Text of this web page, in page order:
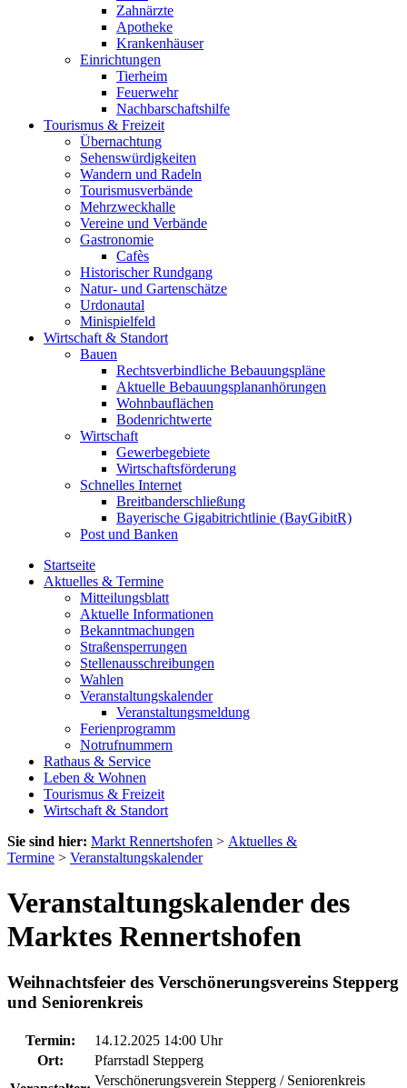
Zahnärzte
Apotheke
Krankenhäuser
Einrichtungen
Tierheim
Feuerwehr
Nachbarschaftshilfe
Tourismus & Freizeit
Übernachtung
Sehenswürdigkeiten
Wandern und Radeln
Tourismusverbände
Mehrzweckhalle
Vereine und Verbände
Gastronomie
Cafès
Historischer Rundgang
Natur- und Gartenschätze
Urdonautal
Minispielfeld
Wirtschaft & Standort
Bauen
Rechtsverbindliche Bebauungspläne
Aktuelle Bebauungsplananhörungen
Wohnbauflächen
Bodenrichtwerte
Wirtschaft
Gewerbegebiete
Wirtschaftsförderung
Schnelles Internet
Breitbanderschließung
Bayerische Gigabitrichtlinie (BayGibitR)
Post und Banken
Startseite
Aktuelles & Termine
Mitteilungsblatt
Aktuelle Informationen
Bekanntmachungen
Straßensperrungen
Stellenausschreibungen
Wahlen
Veranstaltungskalender
Veranstaltungsmeldung
Ferienprogramm
Notrufnummern
Rathaus & Service
Leben & Wohnen
Tourismus & Freizeit
Wirtschaft & Standort
Sie sind hier: Markt Rennertshofen > Aktuelles &
Termine > Veranstaltungskalender
Veranstaltungskalender des
Marktes Rennertshofen
Weihnachtsfeier des Verschönerungsvereins Stepperg
und Seniorenkreis
Termin:
14.12.2025 14:00 Uhr
Ort:
Pfarrstadl Stepperg
Verschönerungsverein Stepperg / Seniorenkreis